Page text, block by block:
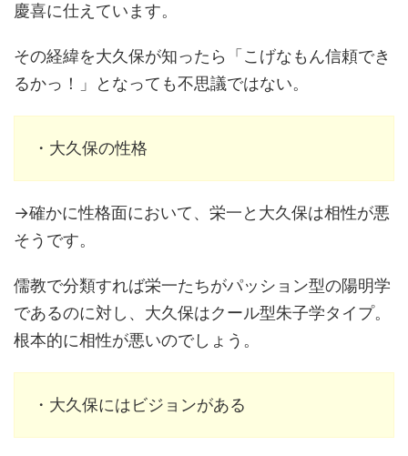
慶喜に仕えています。
その経緯を大久保が知ったら「こげなもん信頼でき
るかっ！」となっても不思議ではない。
・大久保の性格
→確かに性格面において、栄一と大久保は相性が悪
そうです。
儒教で分類すれば栄一たちがパッション型の陽明学
であるのに対し、大久保はクール型朱子学タイプ。
根本的に相性が悪いのでしょう。
・大久保にはビジョンがある